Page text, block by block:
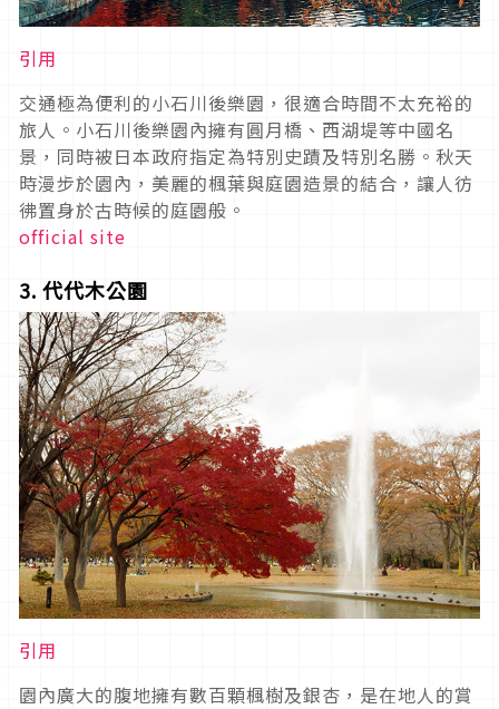
引用
交通極為便利的小石川後樂園，很適合時間不太充裕的
旅人。小石川後樂園內擁有圓月橋、西湖堤等中國名
景，同時被日本政府指定為特別史蹟及特別名勝。秋天
時漫步於園內，美麗的楓葉與庭園造景的結合，讓人彷
彿置身於古時候的庭園般。
official site
3. 代代木公園
引用
園內廣大的腹地擁有數百顆楓樹及銀杏，是在地人的賞